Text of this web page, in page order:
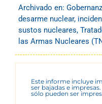
Archivado en:
desarme nuclear,
sustos nucleares,
las Armas Nucleares
Este informe incluye
ser bajadas e
sólo pueden ser